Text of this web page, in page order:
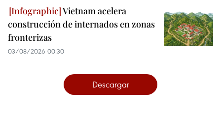
Vietnam acelera
construcción de internados en zonas
fronterizas
03/08/2026 00:30
Descargar